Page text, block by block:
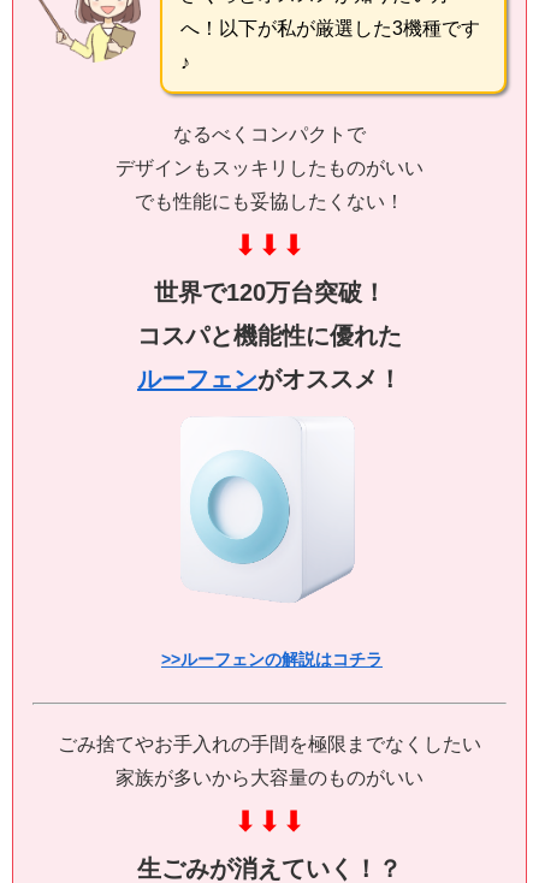
へ！以下が私が厳選した3機種です
♪
なるべくコンパクトで
デザインもスッキリしたものがいい
でも性能にも妥協したくない！
⬇ ⬇ ⬇
世界で120万台突破！
コスパと機能性に優れた
ルーフェンがオススメ！
>>ルーフェンの解説はコチラ
ごみ捨てやお手入れの手間を極限までなくしたい
家族が多いから大容量のものがいい
⬇ ⬇ ⬇
生ごみが消えていく！？